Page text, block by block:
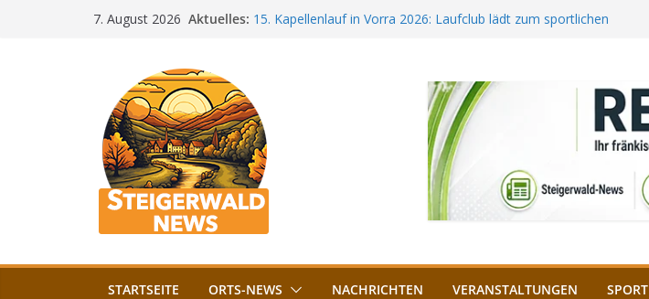
7. August 2026 Aktuelles: 15. Kapellenlauf in Vorra 2026: Laufclub lädt zum sportlichen
„Bamberger Böhnla“: Kaffee aus Bamberg unterstützt die
Lebenshilfe
Aschbacher Kerwa startet bald: Das ist heuer geboten
Vollsperrung am Friedhof in Schlüsselfeld: Kreuzung ab 3.
August gesperrt
STARTSEITE ORTS-NEWS NACHRICHTEN VERANSTALTUNGEN SPORT